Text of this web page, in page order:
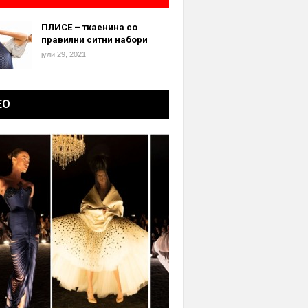
ПЛИСЕ – ткаенина со
правилни ситни набори
јули 29, 2021